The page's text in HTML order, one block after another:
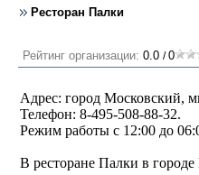
Ресторан Палки
Рейтинг организации: 0.0 /0
Адрес: город Московский,
Телефон: 8-495-508-88-32.
Режим работы с 12:00 до
В ресторане Палки в